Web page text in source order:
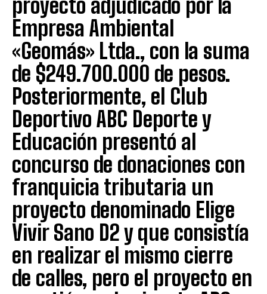
proyecto adjudicado por la
Empresa Ambiental
«Geomás» Ltda., con la suma
de $249.700.000 de pesos.
Posteriormente, el Club
Deportivo ABC Deporte y
Educación presentó al
concurso de donaciones con
franquicia tributaria un
proyecto denominado Elige
Vivir Sano D2 y que consistía
en realizar el mismo cierre
de calles, pero el proyecto en